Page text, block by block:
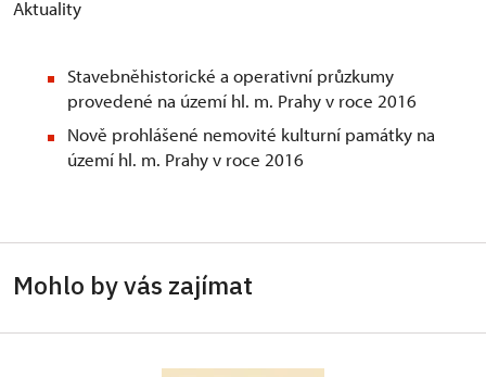
Aktuality
Stavebněhistorické a operativní průzkumy
provedené na území hl. m. Prahy v roce 2016
Nově prohlášené nemovité kulturní památky na
území hl. m. Prahy v roce 2016
Mohlo by vás zajímat